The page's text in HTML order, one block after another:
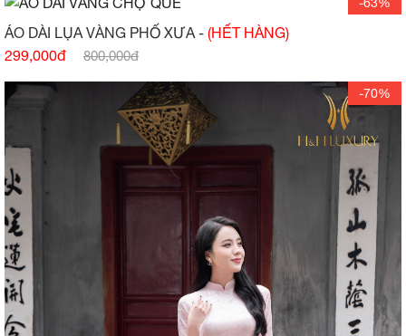
ÁO DÀI LỤA VÀNG PHỐ XƯA - (HẾT HÀNG)
299,000đ
800,000đ
-70%